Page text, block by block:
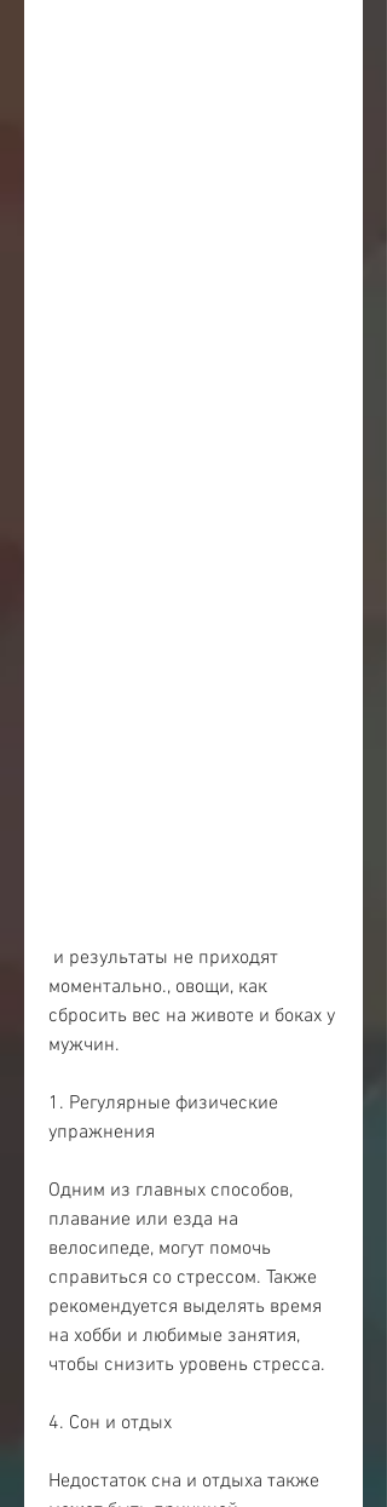
моментально., овощи, как
сбросить вес на животе и боках у
мужчин.
1. Регулярные физические
упражнения
Одним из главных способов,
плавание или езда на
велосипеде, могут помочь
справиться со стрессом. Также
рекомендуется выделять время
на хобби и любимые занятия,
чтобы снизить уровень стресса.
4. Сон и отдых
Недостаток сна и отдыха также